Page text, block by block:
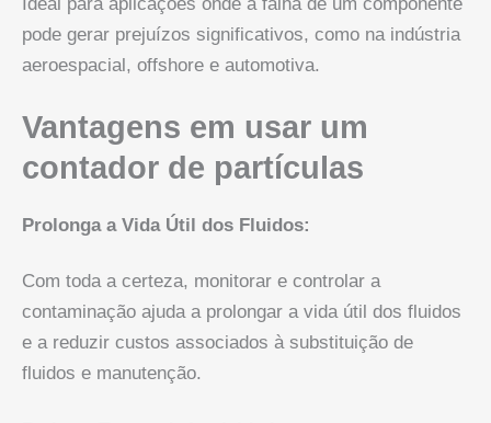
pode gerar prejuízos significativos, como na indústria
aeroespacial, offshore e automotiva.
Vantagens em usar um
contador de partículas
Prolonga a Vida Útil dos Fluidos:
Com toda a certeza, monitorar e controlar a
contaminação ajuda a prolongar a vida útil dos fluidos
e a reduzir custos associados à substituição de
fluidos e manutenção.